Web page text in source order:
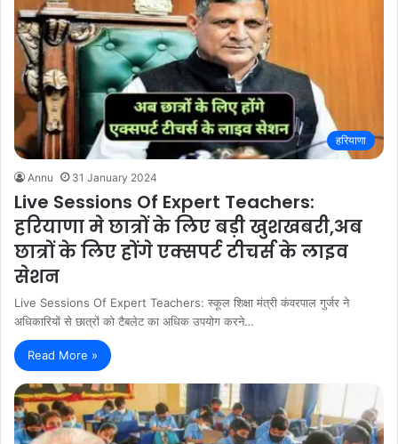
हरियाणा
Annu 31 January 2024
Live Sessions Of Expert Teachers:
हरियाणा मे छात्रों के लिए बड़ी खुशखबरी,अब
छात्रों के लिए होंगे एक्सपर्ट टीचर्स के लाइव
सेशन
Live Sessions Of Expert Teachers: स्कूल शिक्षा मंत्री कंवरपाल गुर्जर ने
अधिकारियों से छात्रों को टैबलेट का अधिक उपयोग करने…
Read More »